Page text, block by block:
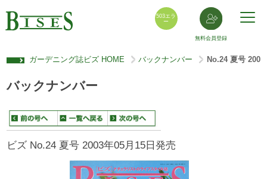
503エラ
ー
無料会員登録
ガーデニング誌ビズ HOME > バックナンバー > No.24 夏号
バックナンバー
ビズ No.24 夏号 2003年05月15日発売